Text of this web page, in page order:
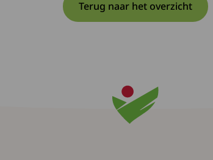
Terug naar het overzicht